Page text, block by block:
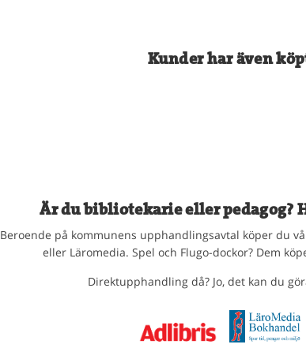
Kunder har även
Är du bibliotekarie eller pedagog?
Beroende på kommunens upphandlingsavtal köper du
eller Läromedia. Spel och Flugo-dockor? Dem
Direktupphandling då? Jo, det kan du